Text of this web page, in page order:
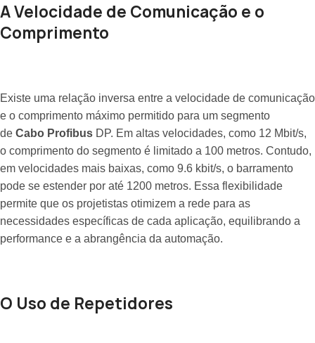
A Velocidade de Comunicação e o
Comprimento
Existe uma relação inversa entre a velocidade de comunicação
e o comprimento máximo permitido para um segmento
de Cabo Profibus DP. Em altas velocidades, como 12 Mbit/s,
o comprimento do segmento é limitado a 100 metros. Contudo,
em velocidades mais baixas, como 9.6 kbit/s, o barramento
pode se estender por até 1200 metros. Essa flexibilidade
permite que os projetistas otimizem a rede para as
necessidades específicas de cada aplicação, equilibrando a
performance e a abrangência da automação.
O Uso de Repetidores